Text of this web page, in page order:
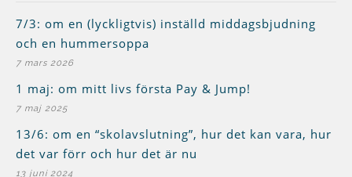
7/3: om en (lyckligtvis) inställd middagsbjudning
och en hummersoppa
7 mars 2026
1 maj: om mitt livs första Pay & Jump!
7 maj 2025
13/6: om en “skolavslutning”, hur det kan vara, hur
det var förr och hur det är nu
13 juni 2024